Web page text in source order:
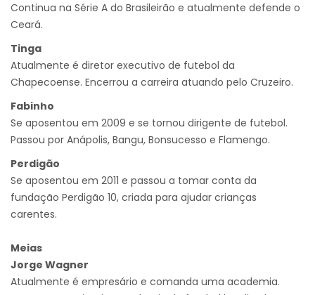
Continua na Série A do Brasileirão e atualmente defende o
Ceará.
Tinga
Atualmente é diretor executivo de futebol da
Chapecoense. Encerrou a carreira atuando pelo Cruzeiro.
Fabinho
Se aposentou em 2009 e se tornou dirigente de futebol.
Passou por Anápolis, Bangu, Bonsucesso e Flamengo.
Perdigão
Se aposentou em 2011 e passou a tomar conta da
fundação Perdigão 10, criada para ajudar crianças
carentes.
Meias
Jorge Wagner
Atualmente é empresário e comanda uma academia.